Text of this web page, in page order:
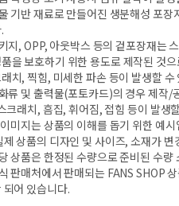
기반 재료로 만들어진 생분해성 포장
지, OPP, 아웃박스 등의 겉포장재는
을 보호하기 위한 용도로 제작된 것
치, 찍힘, 미세한 파손 등이 발생할 수
류 및 출력물(포토카드)의 경우 제작/
크래치, 흠집, 휘어짐, 접힘 등이 발생
미지는 상품의 이해를 돕기 위한 예
제 상품의 디자인 및 사이즈, 소재가 변
상품은 한정된 수량으로 준비된 수량
판매처에서 판매되는 FANS SHOP
되어 있습니다.